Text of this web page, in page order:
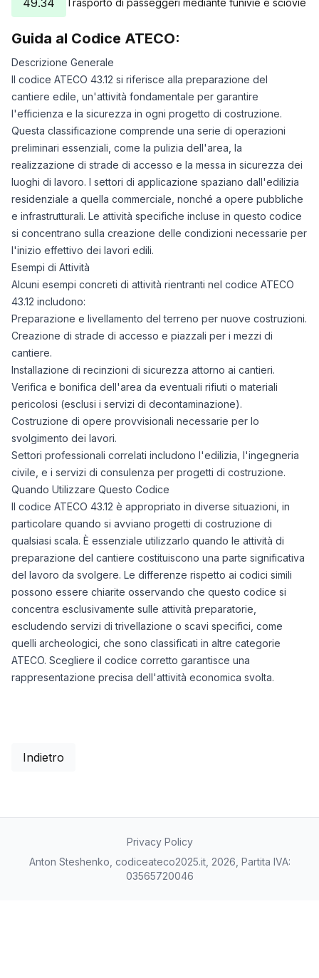
49.34
Trasporto di passeggeri mediante funivie e sciovie
Guida al Codice ATECO:
Descrizione Generale
Il codice ATECO 43.12 si riferisce alla preparazione del
cantiere edile, un'attività fondamentale per garantire
l'efficienza e la sicurezza in ogni progetto di costruzione.
Questa classificazione comprende una serie di operazioni
preliminari essenziali, come la pulizia dell'area, la
realizzazione di strade di accesso e la messa in sicurezza dei
luoghi di lavoro. I settori di applicazione spaziano dall'edilizia
residenziale a quella commerciale, nonché a opere pubbliche
e infrastrutturali. Le attività specifiche incluse in questo codice
si concentrano sulla creazione delle condizioni necessarie per
l'inizio effettivo dei lavori edili.
Esempi di Attività
Alcuni esempi concreti di attività rientranti nel codice ATECO
43.12 includono:
Preparazione e livellamento del terreno per nuove costruzioni.
Creazione di strade di accesso e piazzali per i mezzi di
cantiere.
Installazione di recinzioni di sicurezza attorno ai cantieri.
Verifica e bonifica dell'area da eventuali rifiuti o materiali
pericolosi (esclusi i servizi di decontaminazione).
Costruzione di opere provvisionali necessarie per lo
svolgimento dei lavori.
Settori professionali correlati includono l'edilizia, l'ingegneria
civile, e i servizi di consulenza per progetti di costruzione.
Quando Utilizzare Questo Codice
Il codice ATECO 43.12 è appropriato in diverse situazioni, in
particolare quando si avviano progetti di costruzione di
qualsiasi scala. È essenziale utilizzarlo quando le attività di
preparazione del cantiere costituiscono una parte significativa
del lavoro da svolgere. Le differenze rispetto ai codici simili
possono essere chiarite osservando che questo codice si
concentra esclusivamente sulle attività preparatorie,
escludendo servizi di trivellazione o scavi specifici, come
quelli archeologici, che sono classificati in altre categorie
ATECO. Scegliere il codice corretto garantisce una
rappresentazione precisa dell'attività economica svolta.
Indietro
Privacy Policy
Anton Steshenko, codiceateco2025.it, 2026, Partita IVA:
03565720046